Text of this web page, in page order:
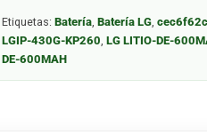
Etiquetas:Batería,Batería LG,
LGIP-430G-KP260,LG LITIO-DE-
DE-600MAH